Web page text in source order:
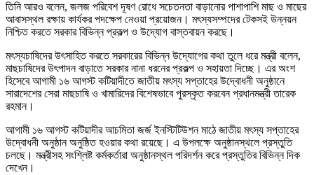
তিনি আরও বলেন, জলজ পরিবেশ দূষণ রোধে সচেতনতা বাড়ানোর পাশাপাশি মাছ ও মাছের
আবাসস্থল রক্ষায় কার্যকর পদক্ষেপ নেওয়া প্রয়োজন। মৎস্যসম্পদের টেকসই উন্নয়ন
নিশ্চিত করতে সরকার বিভিন্ন প্রকল্প ও উদ্যোগ বাস্তবায়ন করছে।
মৎস্যচাষিদের উৎসাহিত করতে সরকারের বিভিন্ন উদ্যোগের কথা তুলে ধরে মন্ত্রী বলেন,
মাছচাষিদের উৎপাদন বাড়াতে সরকার নানা ধরনের প্রকল্প ও সহায়তা দিচ্ছে। এর অংশ
হিসেবে আগামী ১৬ আগস্ট কটিয়াদীতে জাতীয় মৎস্য সপ্তাহের উদ্বোধনী অনুষ্ঠানে
সারাদেশের সেরা মাছচাষি ও খামারিদের বিশেষভাবে পুরস্কৃত করবেন প্রধানমন্ত্রী তারেক
রহমান।
আগামী ১৬ আগস্ট কটিয়াদীর আচমিতা জর্জ ইনস্টিটিউশন মাঠে জাতীয় মৎস্য সপ্তাহের
উদ্বোধনী অনুষ্ঠান অনুষ্ঠিত হওয়ার কথা রয়েছে। এ উপলক্ষে অনুষ্ঠানস্থলে প্রস্তুতি
চলছে। মন্ত্রীসহ সংশ্লিষ্ট কর্মকর্তারা অনুষ্ঠানস্থল পরিদর্শন করে প্রস্তুতির বিভিন্ন দিক
দেখেন।